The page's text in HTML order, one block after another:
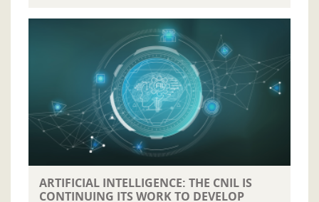
ARTIFICIAL INTELLIGENCE: THE CNIL IS
CONTINUING ITS WORK TO DEVELOP